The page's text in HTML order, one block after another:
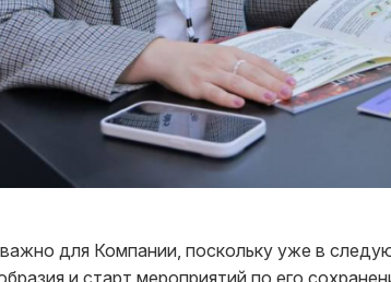
для Компании, поскольку уже в
и старт мероприятий по его